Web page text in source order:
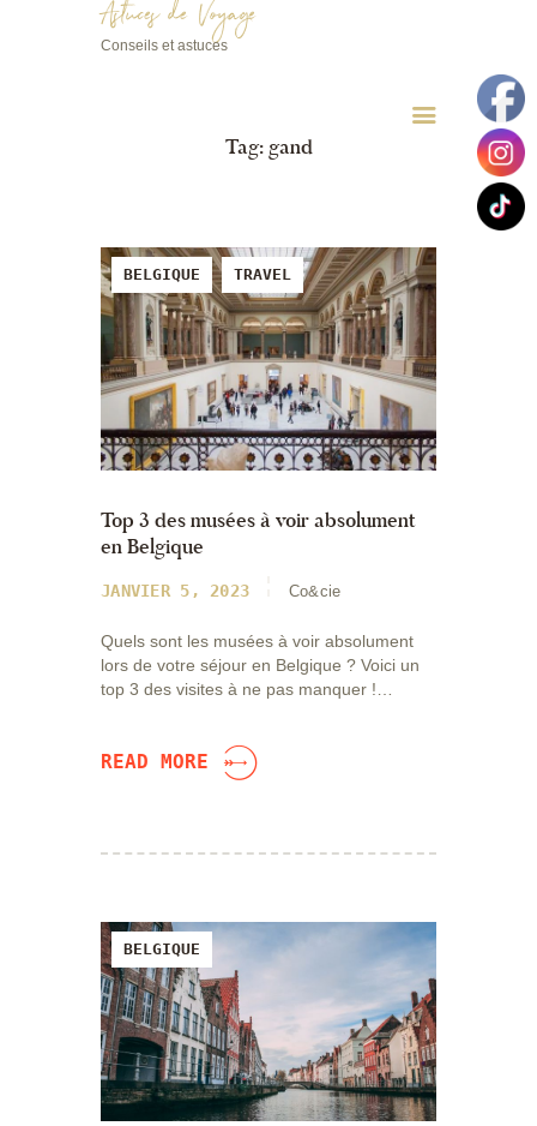
Astuces de Voyage
Conseils et astuces
Tag: gand
BELGIQUE TRAVEL
Top 3 des musées à voir absolument
en Belgique
JANVIER 5, 2023 Co&cie
Quels sont les musées à voir absolument
lors de votre séjour en Belgique ? Voici un
top 3 des visites à ne pas manquer !…
READ MORE
BELGIQUE